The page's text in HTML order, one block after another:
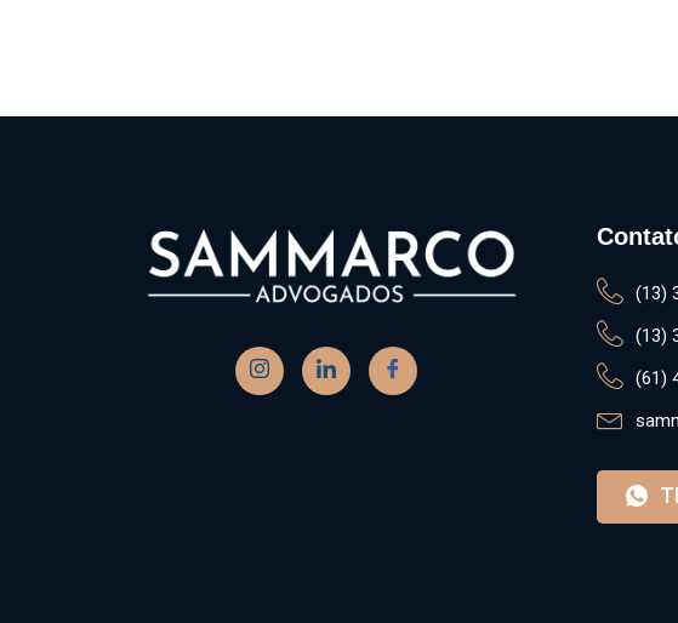
TST mantém
inaplicabilidade da
estabilidade gestante em
contrato temporário.